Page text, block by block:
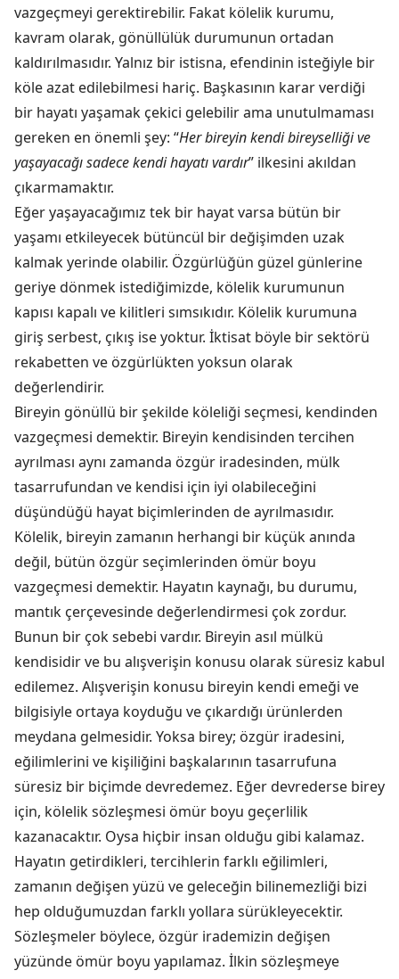
vazgeçmeyi gerektirebilir. Fakat kölelik kurumu,
kavram olarak, gönüllülük durumunun ortadan
kaldırılmasıdır. Yalnız bir istisna, efendinin isteğiyle bir
köle azat edilebilmesi hariç. Başkasının karar verdiği
bir hayatı yaşamak çekici gelebilir ama unutulmaması
gereken en önemli şey: “Her bireyin kendi bireyselliği ve
yaşayacağı sadece kendi hayatı vardır” ilkesini akıldan
çıkarmamaktır.
Eğer yaşayacağımız tek bir hayat varsa bütün bir
yaşamı etkileyecek bütüncül bir değişimden uzak
kalmak yerinde olabilir. Özgürlüğün güzel günlerine
geriye dönmek istediğimizde, kölelik kurumunun
kapısı kapalı ve kilitleri sımsıkıdır. Kölelik kurumuna
giriş serbest, çıkış ise yoktur. İktisat böyle bir sektörü
rekabetten ve özgürlükten yoksun olarak
değerlendirir.
Bireyin gönüllü bir şekilde köleliği seçmesi, kendinden
vazgeçmesi demektir. Bireyin kendisinden tercihen
ayrılması aynı zamanda özgür iradesinden, mülk
tasarrufundan ve kendisi için iyi olabileceğini
düşündüğü hayat biçimlerinden de ayrılmasıdır.
Kölelik, bireyin zamanın herhangi bir küçük anında
değil, bütün özgür seçimlerinden ömür boyu
vazgeçmesi demektir. Hayatın kaynağı, bu durumu,
mantık çerçevesinde değerlendirmesi çok zordur.
Bunun bir çok sebebi vardır. Bireyin asıl mülkü
kendisidir ve bu alışverişin konusu olarak süresiz kabul
edilemez. Alışverişin konusu bireyin kendi emeği ve
bilgisiyle ortaya koyduğu ve çıkardığı ürünlerden
meydana gelmesidir. Yoksa birey; özgür iradesini,
eğilimlerini ve kişiliğini başkalarının tasarrufuna
süresiz bir biçimde devredemez. Eğer devrederse birey
için, kölelik sözleşmesi ömür boyu geçerlilik
kazanacaktır. Oysa hiçbir insan olduğu gibi kalamaz.
Hayatın getirdikleri, tercihlerin farklı eğilimleri,
zamanın değişen yüzü ve geleceğin bilinemezliği bizi
hep olduğumuzdan farklı yollara sürükleyecektir.
Sözleşmeler böylece, özgür irademizin değişen
yüzünde ömür boyu yapılamaz. İlkin sözleşmeye